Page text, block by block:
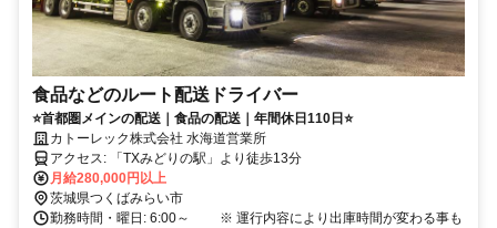
食品などのルート配送ドライバー
⭐首都圏メインの配送｜食品の配送｜年間休日110日⭐
カトーレック株式会社 水海道営業所
アクセス: 「TXみどりの駅」より徒歩13分
月給280,000円以上
茨城県つくばみらい市
勤務時間・曜日: 6:00～ ※ 運行内容により出庫時間が変わる事も